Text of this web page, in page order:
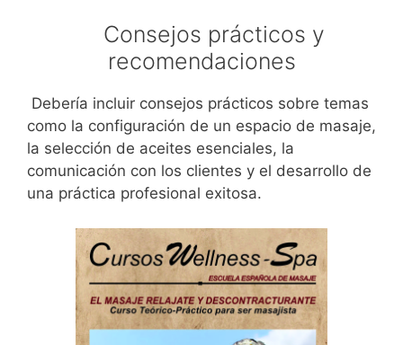
Consejos prácticos y
recomendaciones
Debería incluir consejos prácticos sobre temas
como la configuración de un espacio de masaje,
la selección de aceites esenciales, la
comunicación con los clientes y el desarrollo de
una práctica profesional exitosa.